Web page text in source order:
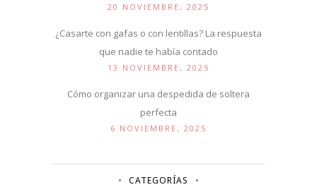
20 NOVIEMBRE, 2025
¿Casarte con gafas o con lentillas? La respuesta
que nadie te había contado
13 NOVIEMBRE, 2025
Cómo organizar una despedida de soltera
perfecta
6 NOVIEMBRE, 2025
CATEGORÍAS